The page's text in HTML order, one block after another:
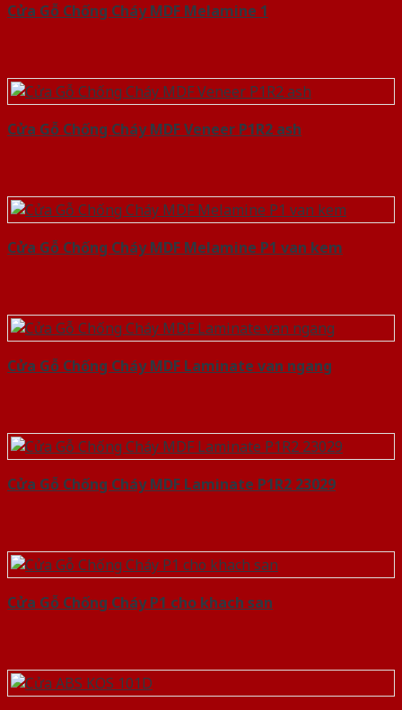
Cửa Gỗ Chống Cháy MDF Melamine 1
Cửa Gỗ Chống Cháy MDF Veneer P1R2 ash
Cửa Gỗ Chống Cháy MDF Melamine P1 van kem
Cửa Gỗ Chống Cháy MDF Laminate van ngang
Cửa Gỗ Chống Cháy MDF Laminate P1R2 23029
Cửa Gỗ Chống Cháy P1 cho khach san